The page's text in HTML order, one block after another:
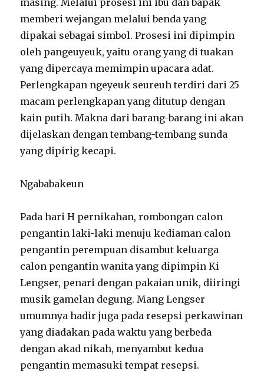
memberi wejangan melalui benda yang
dipakai sebagai simbol. Prosesi ini dipimpin
oleh pangeuyeuk, yaitu orang yang di tuakan
yang dipercaya memimpin upacara adat.
Perlengkapan ngeyeuk seureuh terdiri dari 25
macam perlengkapan yang ditutup dengan
kain putih. Makna dari barang-barang ini akan
dijelaskan dengan tembang-tembang sunda
yang dipirig kecapi.
Ngababakeun
Pada hari H pernikahan, rombongan calon
pengantin laki-laki menuju kediaman calon
pengantin perempuan disambut keluarga
calon pengantin wanita yang dipimpin Ki
Lengser, penari dengan pakaian unik, diiringi
musik gamelan degung. Mang Lengser
umumnya hadir juga pada resepsi perkawinan
yang diadakan pada waktu yang berbeda
dengan akad nikah, menyambut kedua
pengantin memasuki tempat resepsi.